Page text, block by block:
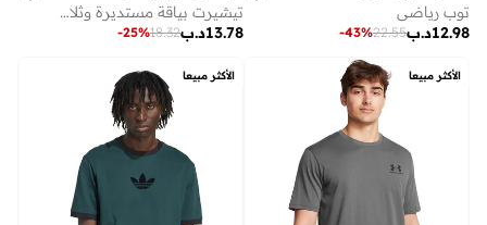
توب رياضي
د.ب12.98
22.55
-43%
تيشيرت بياقة مستديرة وثلاث خطوط
د.ب13.78
18.32
-25%
الأكثر مبيعا الأكثر مبيعا